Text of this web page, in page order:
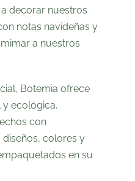
decorar nuestros
notas navideñas y
a nuestros
Botemia ofrece
y ecológica.
con
diseños, colores y
en su